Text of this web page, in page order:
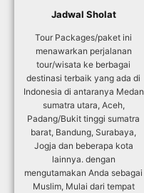
Jadwal Sholat
Tour Packages/paket ini
menawarkan perjalanan
tour/wisata ke berbagai
destinasi terbaik yang ada di
Indonesia di antaranya Medan
sumatra utara, Aceh,
Padang/Bukit tinggi sumatra
barat, Bandung, Surabaya,
Jogja dan beberapa kota
lainnya. dengan
mengutamakan Anda sebagai
Muslim, Mulai dari tempat